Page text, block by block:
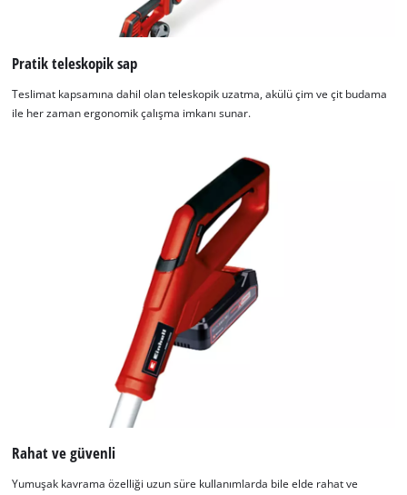
Pratik teleskopik sap
Teslimat kapsamına dahil olan teleskopik uzatma, akülü çim ve çit budama
ile her zaman ergonomik çalışma imkanı sunar.
Rahat ve güvenli
Yumuşak kavrama özelliği uzun süre kullanımlarda bile elde rahat ve